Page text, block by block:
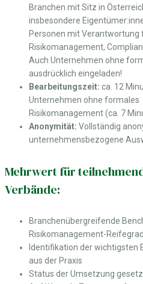
Branchen mit Sitz in
insbesondere
Personen mit Verantwortung
Risikomanagement,
Auch Unternehmen ohne
ausdrücklich eingeladen!
Bearbeitungszeit: ca. 12
Unternehmen ohne formales
Risikomanagement (ca. 7
Anonymität: Vollständig
unternehmensbezogene
Mehrwert für
Verbände:
Branchenübergreifende
Risikomanagement-
Identifikation der wichtigsten
aus der Praxis
Status der Umsetzung